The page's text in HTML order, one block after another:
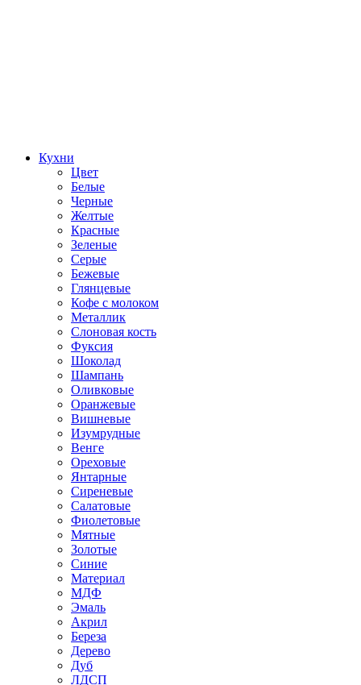
Кухни
Цвет
Белые
Черные
Желтые
Красные
Зеленые
Серые
Бежевые
Глянцевые
Кофе с молоком
Металлик
Слоновая кость
Фуксия
Шоколад
Шампань
Оливковые
Оранжевые
Вишневые
Изумрудные
Венге
Ореховые
Янтарные
Сиреневые
Салатовые
Фиолетовые
Мятные
Золотые
Синие
Материал
МДФ
Эмаль
Акрил
Береза
Дерево
Дуб
ЛДСП